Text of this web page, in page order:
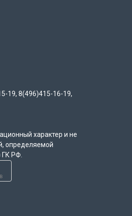
19, 8(496)415-16-19,
характер и не
определяемой
РФ.